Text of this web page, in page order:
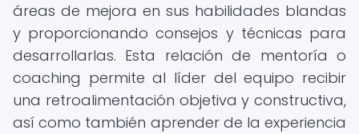
áreas de mejora en sus habilidades blandas
y proporcionando consejos y técnicas para
desarrollarlas. Esta relación de mentoría o
coaching permite al líder del equipo recibir
una retroalimentación objetiva y constructiva,
así como también aprender de la experiencia